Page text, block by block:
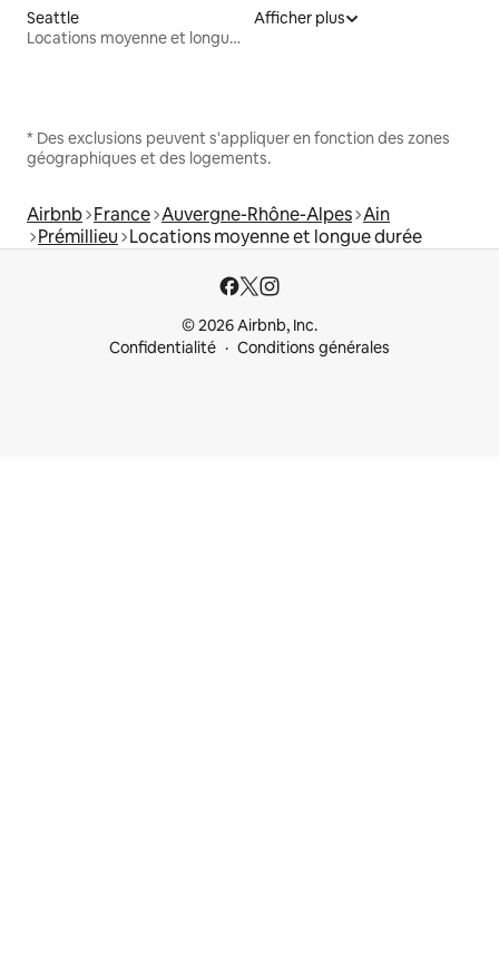
Seattle
Locations moyenne et longue durée
Afficher plus
* Des exclusions peuvent s'appliquer en fonction des zones
géographiques et des logements.
Airbnb France Auvergne-Rhône-Alpes Ain
Prémillieu Locations moyenne et longue durée
© 2026 Airbnb, Inc.
Confidentialité
Conditions générales